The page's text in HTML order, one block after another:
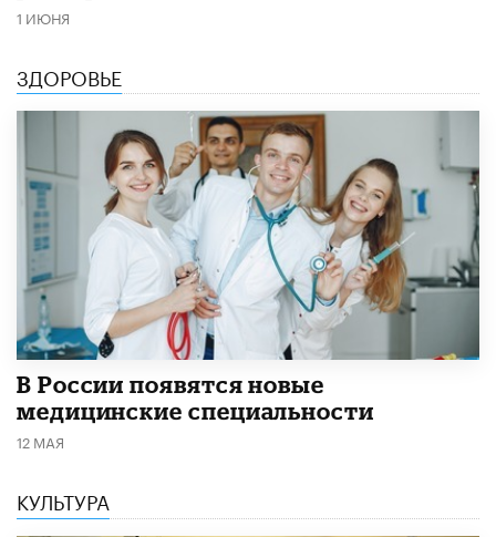
1 ИЮНЯ
ЗДОРОВЬЕ
В России появятся новые
медицинские специальности
12 МАЯ
КУЛЬТУРА